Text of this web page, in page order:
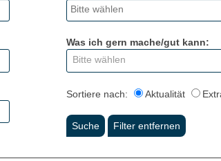
Was ich gern mache/gut kann:
Bitte wählen
Sortiere nach: Aktualität